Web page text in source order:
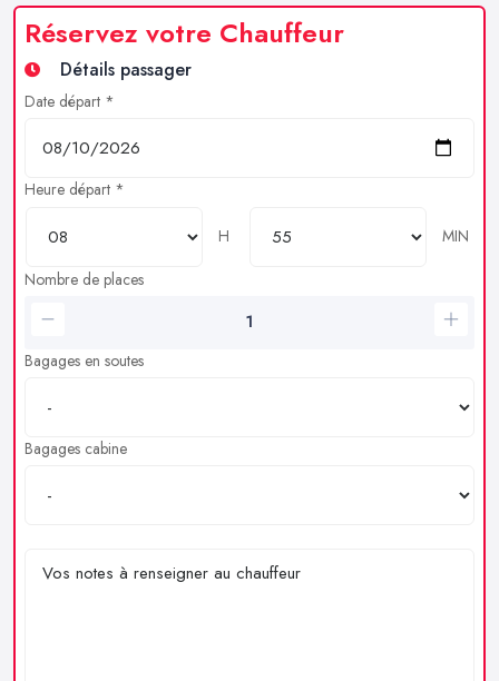
Réservez votre Chauffeur
Détails passager
Date départ *
Heure départ *
H
MIN
Nombre de places
Bagages en soutes
Bagages cabine